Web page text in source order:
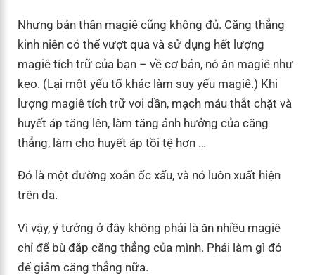
Nhưng bản thân magiê cũng không đủ. Căng thẳng
kinh niên có thể vượt qua và sử dụng hết lượng
magiê tích trữ của bạn – về cơ bản, nó ăn magiê như
kẹo. (Lại một yếu tố khác làm suy yếu magiê.) Khi
lượng magiê tích trữ vơi dần, mạch máu thắt chặt và
huyết áp tăng lên, làm tăng ảnh hưởng của căng
thẳng, làm cho huyết áp tồi tệ hơn …
Đó là một đường xoắn ốc xấu, và nó luôn xuất hiện
trên da.
Vì vậy, ý tưởng ở đây không phải là ăn nhiều magiê
chỉ để bù đắp căng thẳng của mình. Phải làm gì đó
để giảm căng thẳng nữa.